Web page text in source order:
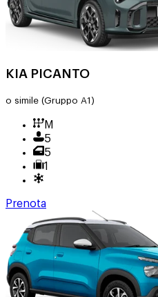
KIA PICANTO
o simile (Gruppo A1)
M
5
5
1
Prenota